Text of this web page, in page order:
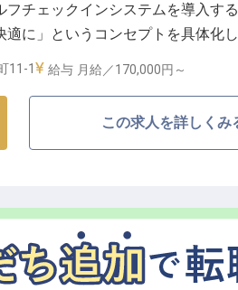
チェックインシステムを導入す
に」というコンセプトを具体化
フを募集中です。ホテルの顔とし
11-1 給与 月給／170,000円～
この求人を詳しくみ